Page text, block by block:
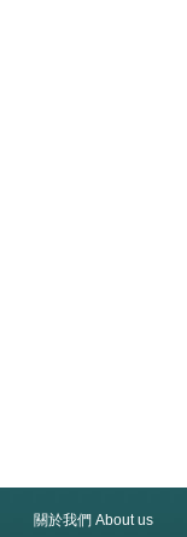
關於我們 About us